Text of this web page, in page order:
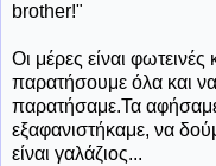
brother!"
Οι μέρες είναι φωτεινές
παρατήσουμε όλα και
παρατήσαμε.Τα
εξαφανιστήκαμε, να
είναι γαλάζιος...